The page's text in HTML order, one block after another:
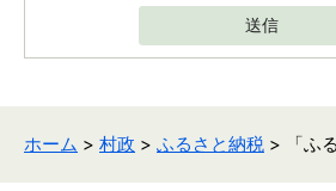
送信
ホーム > 村政 > ふるさと納税 > 「ふ